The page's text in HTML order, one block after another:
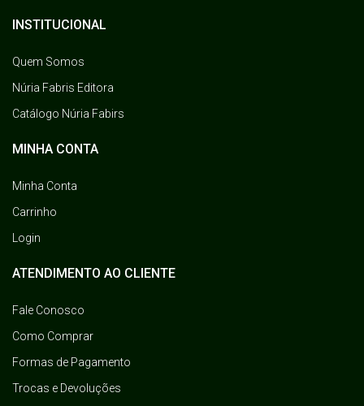
INSTITUCIONAL
Quem Somos
Núria Fabris Editora
Catálogo Núria Fabirs
MINHA CONTA
Minha Conta
Carrinho
Login
ATENDIMENTO AO CLIENTE
Fale Conosco
Como Comprar
Formas de Pagamento
Trocas e Devoluções